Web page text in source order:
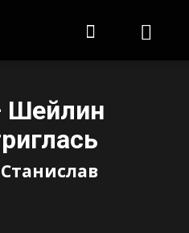
Шейлин
Станислав